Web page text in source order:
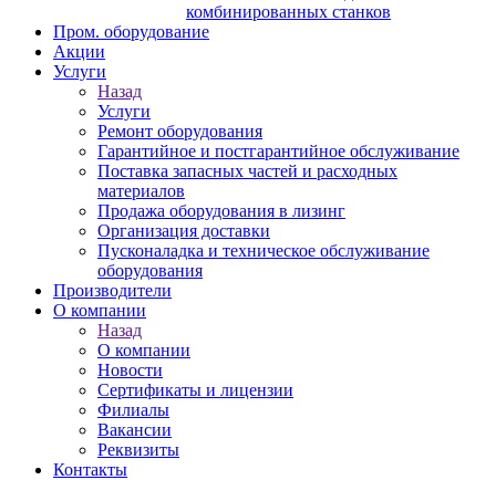
комбинированных станков
Пром. оборудование
Акции
Услуги
Назад
Услуги
Ремонт оборудования
Гарантийное и постгарантийное обслуживание
Поставка запасных частей и расходных
материалов
Продажа оборудования в лизинг
Организация доставки
Пусконаладка и техническое обслуживание
оборудования
Производители
О компании
Назад
О компании
Новости
Сертификаты и лицензии
Филиалы
Вакансии
Реквизиты
Контакты